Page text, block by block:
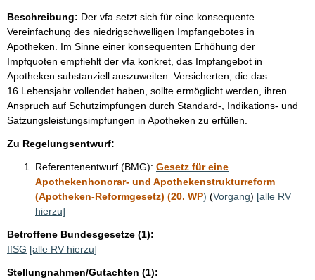
Beschreibung: Der vfa setzt sich für eine konsequente
Vereinfachung des niedrigschwelligen Impfangebotes in
Apotheken. Im Sinne einer konsequenten Erhöhung der
Impfquoten empfiehlt der vfa konkret, das Impfangebot in
Apotheken substanziell auszuweiten. Versicherten, die das
16.Lebensjahr vollendet haben, sollte ermöglicht werden, ihren
Anspruch auf Schutzimpfungen durch Standard-, Indikations- und
Satzungsleistungsimpfungen in Apotheken zu erfüllen.
Zu Regelungsentwurf:
Referentenentwurf (BMG): Gesetz für eine
Apothekenhonorar- und Apothekenstrukturreform
(Apotheken-Reformgesetz) (20. WP) (Vorgang) [alle RV
hierzu]
Betroffene Bundesgesetze (1):
IfSG [alle RV hierzu]
Stellungnahmen/Gutachten (1):